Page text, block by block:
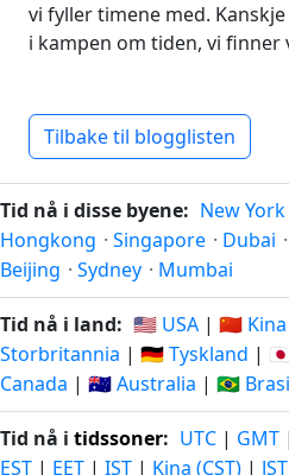
vi fyller timene med.
i kampen om tiden, vi
Tilbake til blogglisten
Tid nå i disse byene: New York
Hongkong · Singapore · Dubai ·
Beijing · Sydney · Mumbai
Tid nå i land: 🇺🇸 USA | 🇨🇳 Kina
Storbritannia | 🇩🇪 Tyskland |
Canada | 🇦🇺 Australia | 🇧🇷
Tid nå i tidssoner: UTC | GMT |
EST | EET | IST | Kina (CST) | JST